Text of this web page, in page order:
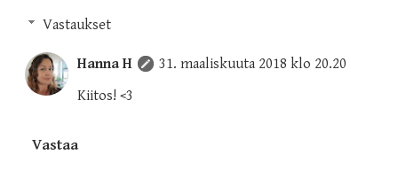
Vastaukset
Hanna H
31. maaliskuuta 2018 klo 20.20
Kiitos! <3
Vastaa